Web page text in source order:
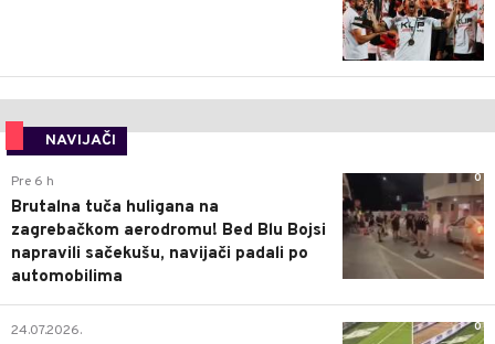
NAVIJAČI
0
Pre 6 h
Brutalna tuča huligana na
zagrebačkom aerodromu! Bed Blu Bojsi
napravili sačekušu, navijači padali po
automobilima
0
24.07.2026.